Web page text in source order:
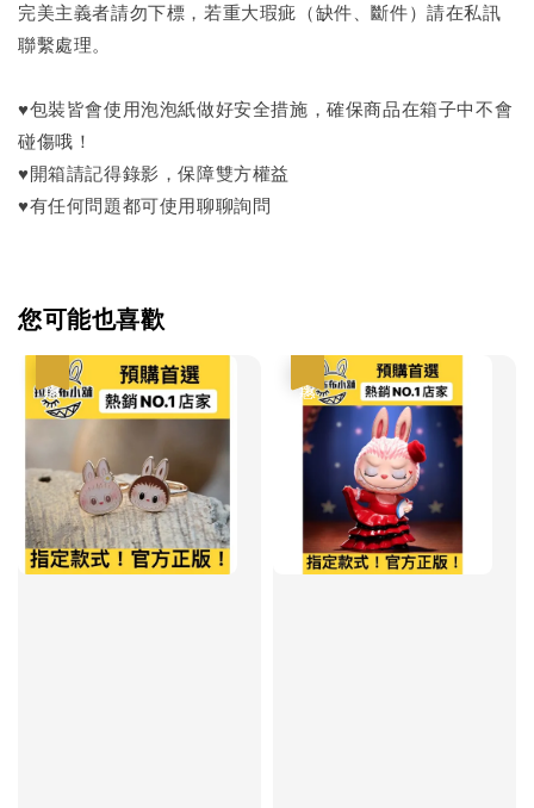
完美主義者請勿下標，若重大瑕疵（缺件、斷件）請在私訊
聯繫處理。
♥包裝皆會使用泡泡紙做好安全措施，確保商品在箱子中不會
碰傷哦！
♥開箱請記得錄影，保障雙方權益
♥有任何問題都可使用聊聊詢問
您可能也喜歡